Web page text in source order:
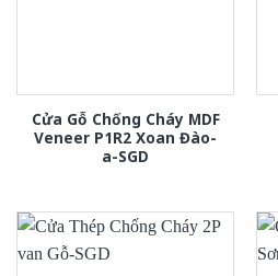
Cửa Gỗ Chống Cháy MDF
Veneer P1R2 Xoan Đào-
a-SGD